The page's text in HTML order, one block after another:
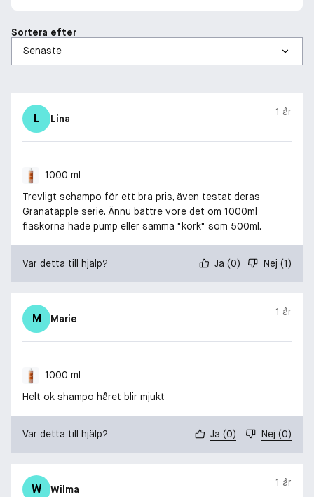
Sortera efter
L Lina
1 år
1000 ml
Trevligt schampo för ett bra pris, även testat deras
Granatäpple serie. Ännu bättre vore det om 1000ml
flaskorna hade pump eller samma "kork" som 500ml.
Var detta till hjälp? Ja (0) Nej (1)
M Marie
1 år
1000 ml
Helt ok shampo håret blir mjukt
Var detta till hjälp? Ja (0) Nej (0)
W Wilma
1 år